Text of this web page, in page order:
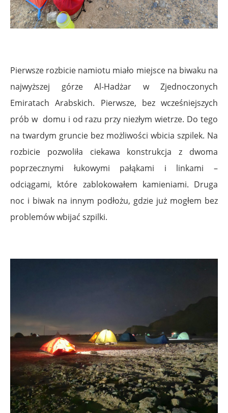
Pierwsze rozbicie namiotu miało miejsce na biwaku na
najwyższej górze Al-Hadżar w Zjednoczonych
Emiratach Arabskich. Pierwsze, bez wcześniejszych
prób w domu i od razu przy niezłym wietrze. Do tego
na twardym gruncie bez możliwości wbicia szpilek. Na
rozbicie pozwoliła ciekawa konstrukcja z dwoma
poprzecznymi łukowymi pałąkami i linkami –
odciągami, które zablokowałem kamieniami. Druga
noc i biwak na innym podłożu, gdzie już mogłem bez
problemów wbijać szpilki.